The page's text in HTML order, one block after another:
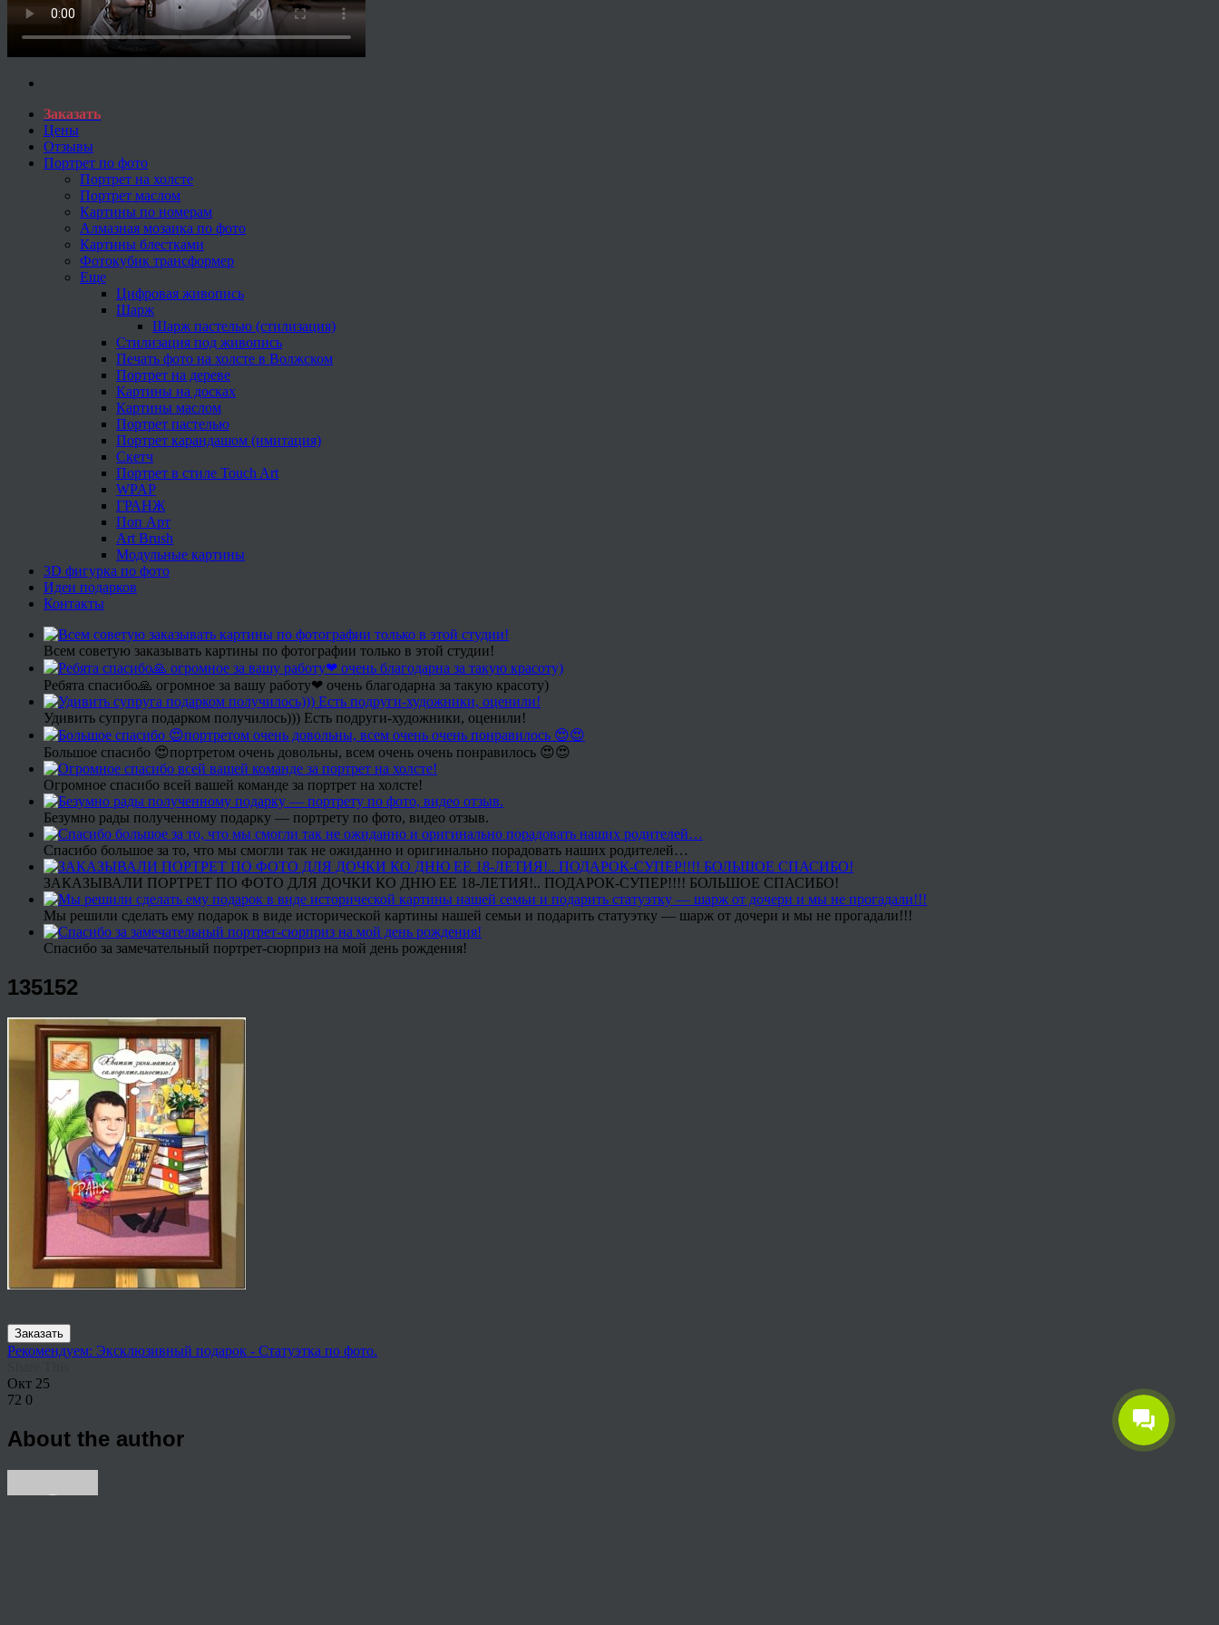
Заказать
Цены
Отзывы
Портрет по фото
Портрет на холсте
Портрет маслом
Картины по номерам
Алмазная мозаика по фото
Картины блестками
Фотокубик трансформер
Еще
Цифровая живопись
Шарж
Шарж пастелью (стилизация)
Стилизация под живопись
Печать фото на холсте в Волжском
Портрет на дереве
Картины на досках
Картины маслом
Портрет пастелью
Портрет карандашом (имитация)
Скетч
Портрет в стиле Touch Art
WPAP
ГРАНЖ
Поп Арт
Art Brush
Модульные картины
3D фигурка по фото
Идеи подарков
Контакты
Всем советую заказывать картины по фотографии только в этой студии!
Ребята спасибо🙏 огромное за вашу работу❤ очень благодарна за такую красоту)
Удивить супруга подарком получилось))) Есть подруги-художники, оценили!
Большое спасибо 😍портретом очень довольны, всем очень очень понравилось 😍😍
Огромное спасибо всей вашей команде за портрет на холсте!
Безумно рады полученному подарку — портрету по фото, видео отзыв.
Спасибо большое за то, что мы смогли так не ожиданно и оригинально порадовать наших родителей…
ЗАКАЗЫВАЛИ ПОРТРЕТ ПО ФОТО ДЛЯ ДОЧКИ КО ДНЮ ЕЕ 18-ЛЕТИЯ!.. ПОДАРОК-СУПЕР!!!! БОЛЬШОЕ СПАСИБО!
Мы решили сделать ему подарок в виде исторической картины нашей семьи и подарить статуэтку — шарж от дочери и мы не прогадали!!!
Спасибо за замечательный портрет-сюрприз на мой день рождения!
135152
Заказать
Рекомендуем: Эксклюзивный подарок - Статуэтка по фото.
Окт 25
72 0
About the author